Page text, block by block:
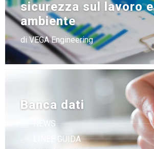
Banca dati
NEWS
LINEE GUIDA
sicurezza sul lavoro e
ambiente
di VEGA Engineering